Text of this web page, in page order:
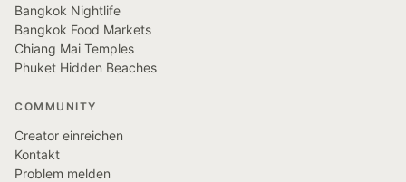
Bangkok Nightlife
Bangkok Food Markets
Chiang Mai Temples
Phuket Hidden Beaches
COMMUNITY
Creator einreichen
Kontakt
Problem melden